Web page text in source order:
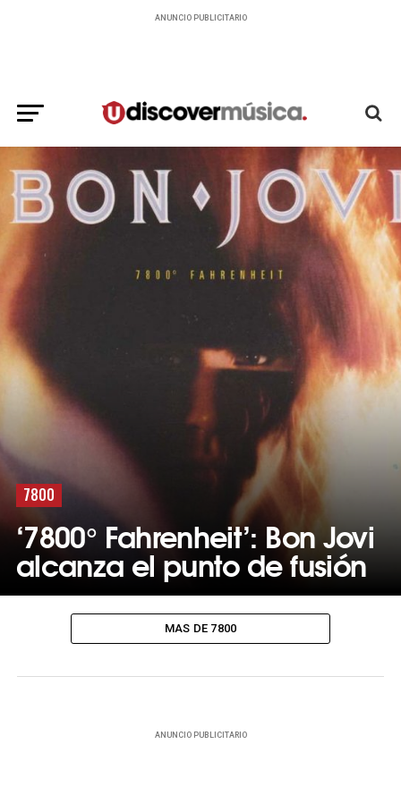
ANUNCIO PUBLICITARIO
7800
‘7800° Fahrenheit’: Bon Jovi
alcanza el punto de fusión
MAS DE 7800
ANUNCIO PUBLICITARIO